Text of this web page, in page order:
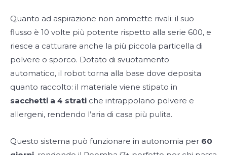
Quanto ad aspirazione non ammette rivali: il suo
flusso è 10 volte più potente rispetto alla serie 600, e
riesce a catturare anche la più piccola particella di
polvere o sporco. Dotato di svuotamento
automatico, il robot torna alla base dove deposita
quanto raccolto: il materiale viene stipato in
sacchetti a 4 strati che intrappolano polvere e
allergeni, rendendo l’aria di casa più pulita.
Questo sistema può funzionare in autonomia per 60